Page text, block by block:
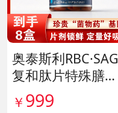
奥泰斯利RBC·SAG
复和肽片特殊膳食
滋补组 货号14190
￥ 999